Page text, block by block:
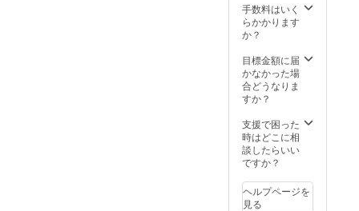
手数料はいく
らかかります
か？
目標金額に届
かなかった場
合どうなりま
すか？
支援で困った
時はどこに相
談したらいい
ですか？
ヘルプページを
見る